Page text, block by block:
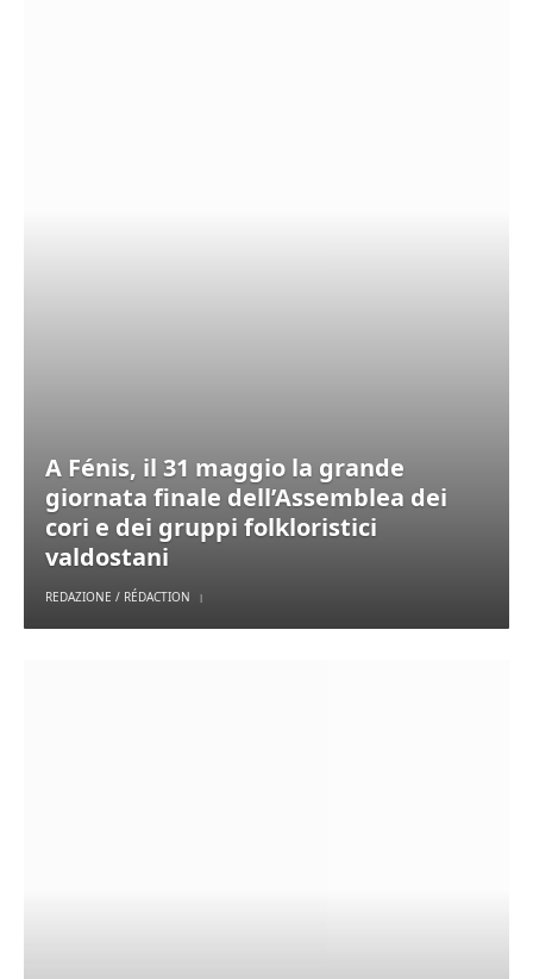
A Fénis, il 31 maggio la grande
giornata finale dell’Assemblea dei
cori e dei gruppi folkloristici
valdostani
REDAZIONE / RÉDACTION